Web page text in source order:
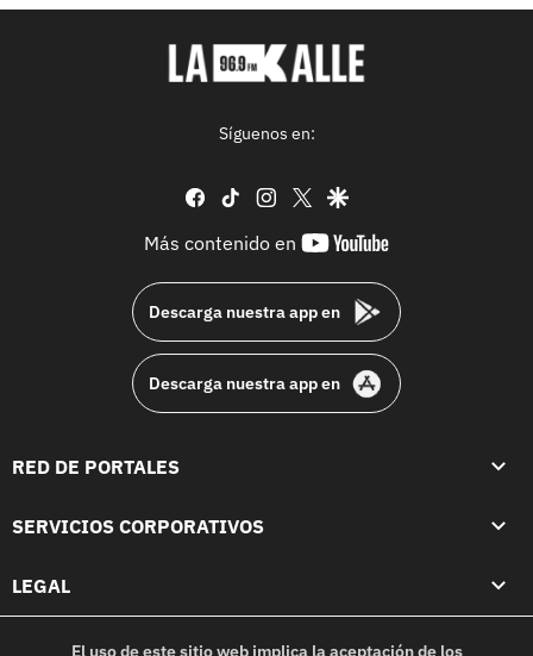
Síguenos en:
facebook
tiktok instagram
twittergoogle
Más contenido en
youtube-
Descarga nuestra app en
Descarga nuestra app en
RED DE PORTALES
SERVICIOS CORPORATIVOS
LEGAL
El uso de este sitio web implica la aceptación de los